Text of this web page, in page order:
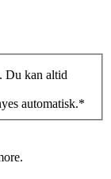
Du kan altid
automatisk.*